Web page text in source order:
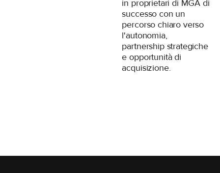
in proprietari di MGA di
successo con un
percorso chiaro verso
l'autonomia,
partnership strategiche
e opportunità di
acquisizione.